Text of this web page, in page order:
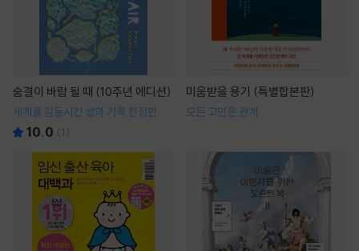
숨결이 바람 될 때 (10주년 에디션)
세계를 감동시킨 생의 기록 한정판
10.0 (1 )
미움받을 용기 (특별합본판)
모든 고민은 관계